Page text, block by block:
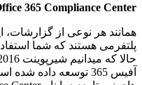
365 Compliance Center
همانند هر نوعی از گزارشات،
پلتفرمی هستند که شما
آفیس 365 توسعه داده